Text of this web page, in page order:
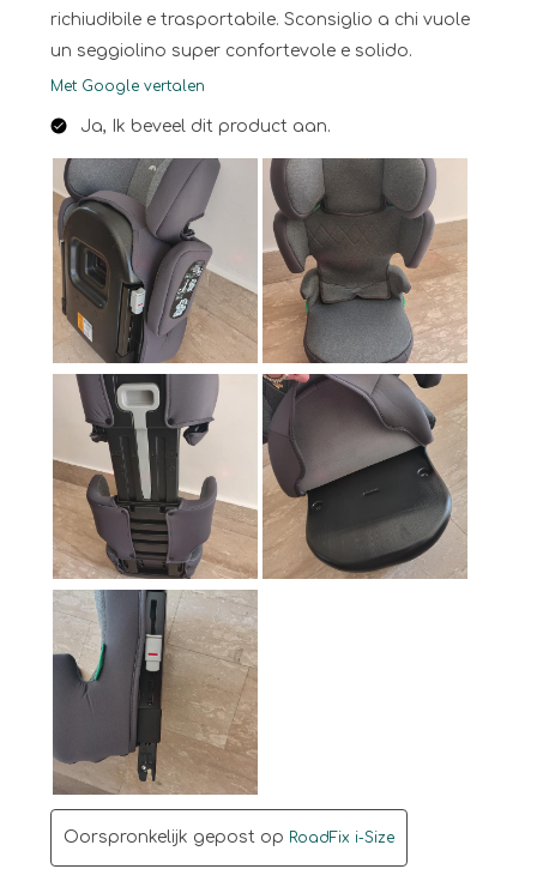
richiudibile e trasportabile. Sconsiglio a chi vuole
un seggiolino super confortevole e solido.
Met Google vertalen
Ja, Ik beveel dit product aan.
Oorspronkelijk gepost op RoadFix i-Size